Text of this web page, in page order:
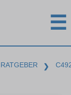
☰
RATGEBER ❯